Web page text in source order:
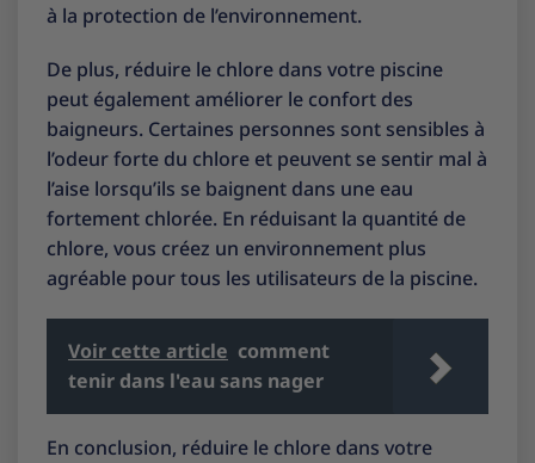
à la protection de l’environnement.
De plus, réduire le chlore dans votre piscine
peut également améliorer le confort des
baigneurs. Certaines personnes sont sensibles à
l’odeur forte du chlore et peuvent se sentir mal à
l’aise lorsqu’ils se baignent dans une eau
fortement chlorée. En réduisant la quantité de
chlore, vous créez un environnement plus
agréable pour tous les utilisateurs de la piscine.
Voir cette article comment
tenir dans l'eau sans nager
En conclusion, réduire le chlore dans votre